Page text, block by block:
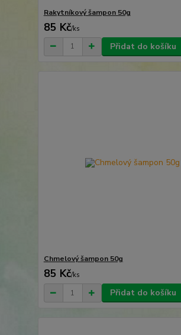
Rakytníkový šampon 50g
85 Kč/ks
Přidat do košíku
Chmelový šampon 50g
85 Kč/ks
Přidat do košíku